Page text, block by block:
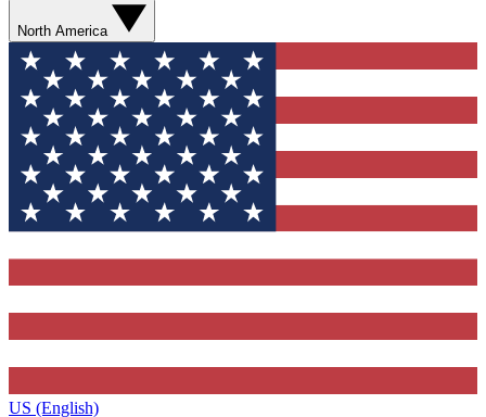
North America
US (English)